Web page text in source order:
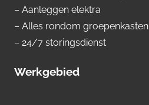
– Aanleggen elektra
– Alles rondom groepenkasten
– 24/7 storingsdienst
Werkgebied